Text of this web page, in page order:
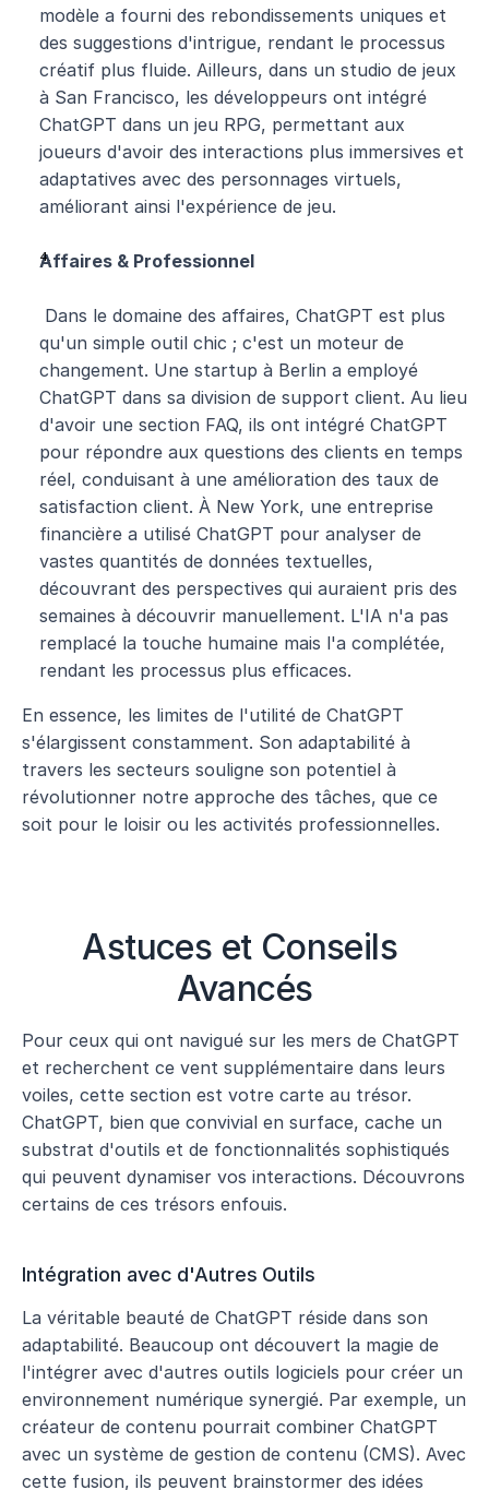
modèle a fourni des rebondissements uniques et
des suggestions d'intrigue, rendant le processus
créatif plus fluide. Ailleurs, dans un studio de jeux
à San Francisco, les développeurs ont intégré
ChatGPT dans un jeu RPG, permettant aux
joueurs d'avoir des interactions plus immersives et
adaptatives avec des personnages virtuels,
améliorant ainsi l'expérience de jeu.
Affaires & Professionnel
qu'un simple outil chic ; c'est un moteur de
changement. Une startup à Berlin a employé
ChatGPT dans sa division de support client. Au lieu
d'avoir une section FAQ, ils ont intégré ChatGPT
pour répondre aux questions des clients en temps
réel, conduisant à une amélioration des taux de
satisfaction client. À New York, une entreprise
financière a utilisé ChatGPT pour analyser de
vastes quantités de données textuelles,
découvrant des perspectives qui auraient pris des
semaines à découvrir manuellement. L'IA n'a pas
remplacé la touche humaine mais l'a complétée,
rendant les processus plus efficaces.
En essence, les limites de l'utilité de ChatGPT
s'élargissent constamment. Son adaptabilité à
travers les secteurs souligne son potentiel à
révolutionner notre approche des tâches, que ce
soit pour le loisir ou les activités professionnelles.
Astuces et Conseils
Avancés
Pour ceux qui ont navigué sur les mers de ChatGPT
et recherchent ce vent supplémentaire dans leurs
voiles, cette section est votre carte au trésor.
ChatGPT, bien que convivial en surface, cache un
substrat d'outils et de fonctionnalités sophistiqués
qui peuvent dynamiser vos interactions. Découvrons
certains de ces trésors enfouis.
Intégration avec d'Autres Outils
La véritable beauté de ChatGPT réside dans son
adaptabilité. Beaucoup ont découvert la magie de
l'intégrer avec d'autres outils logiciels pour créer un
environnement numérique synergié. Par exemple, un
créateur de contenu pourrait combiner ChatGPT
avec un système de gestion de contenu (CMS). Avec
cette fusion, ils peuvent brainstormer des idées